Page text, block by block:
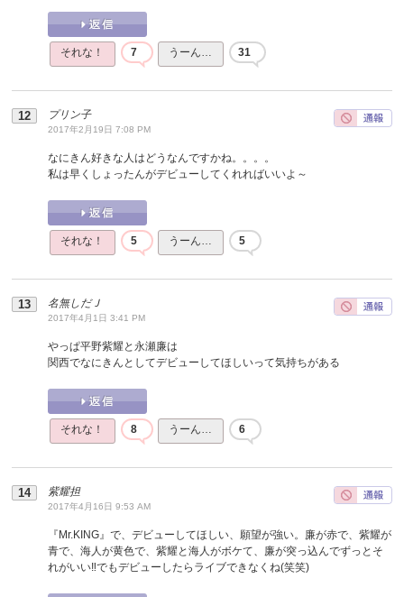
それな！ 7 うーん… 31
プリン子
2017年2月19日 7:08 PM
なにきん好きな人はどうなんですかね。。。。
私は早くしょったんがデビューしてくれればいいよ～
それな！ 5 うーん… 5
名無しだＪ
2017年4月1日 3:41 PM
やっぱ平野紫耀と永瀬廉は
関西でなにきんとしてデビューしてほしいって気持ちがある
それな！ 8 うーん… 6
紫耀担
2017年4月16日 9:53 AM
『Mr.KING』で、デビューしてほしい、願望が強い。廉が赤で、紫耀が
青で、海人が黄色で、紫耀と海人がボケて、廉が突っ込んでずっとそ
れがいい‼︎でもデビューしたらライブできなくね(笑笑)